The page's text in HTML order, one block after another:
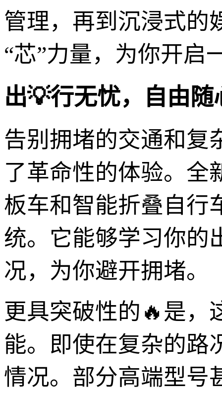
管理，再到沉浸式的
“芯”力量，为你开启
出💡行无忧，自由随
告别拥堵的交通和复
了革命性的体验。全
板车和智能折叠自行
统。它能够学习你的
况，为你避开拥堵。
更具突破性的🔥是，
能。即使在复杂的路
情况。部分高端型号